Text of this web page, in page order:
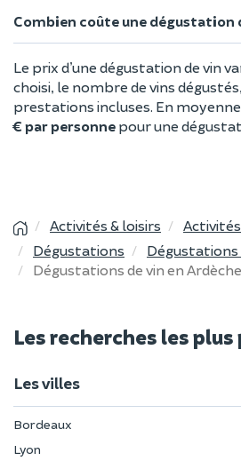
Combien coûte une dégustation
Le prix d’une dégustation de vin
choisi, le nombre de vins
prestations incluses. En
€ par personne pour une
Activités & loisirs
Dégustations
Dégustations
Dégustations de vin en Ardèche
Les recherches les
Les villes
Bordeaux
Lyon